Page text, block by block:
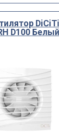
D100 Белый